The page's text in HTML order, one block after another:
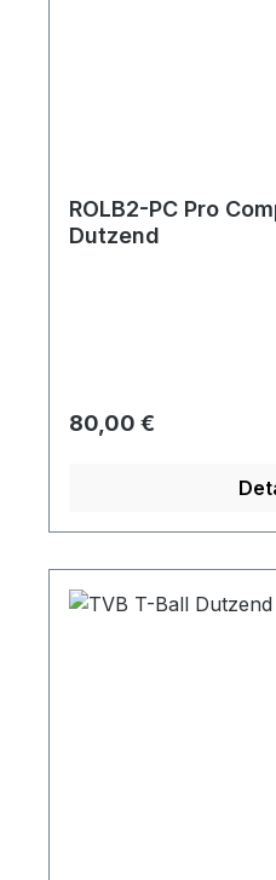
ROLB2-PC Pro
Dutzend
Regulärer Preis:
80,00 €